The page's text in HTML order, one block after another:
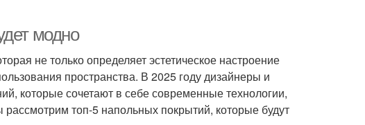
модно
не только определяет эстетическое настроение
пространства. В 2025 году дизайнеры и
которые сочетают в себе современные технологии,
топ-5 напольных покрытий, которые будут